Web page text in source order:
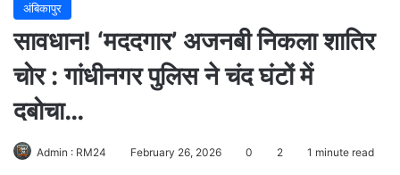
अंबिकापुर
सावधान! ‘मददगार’ अजनबी निकला शातिर
चोर : गांधीनगर पुलिस ने चंद घंटों में
दबोचा…
Admin : RM24 February 26, 2026 0 2 1 minute read